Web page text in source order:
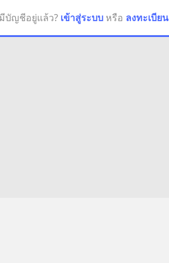
มีบัญชีอยู่แล้ว? เข้าสู่ระบบ หรือ ลงทะเบียน